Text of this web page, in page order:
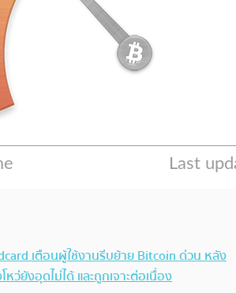
เตือนผู้ใช้งานรีบย้าย Bitcoin ด่วน หลัง
หว่ยังอุดไม่ได้ และถูกเจาะต่อเนื่อง